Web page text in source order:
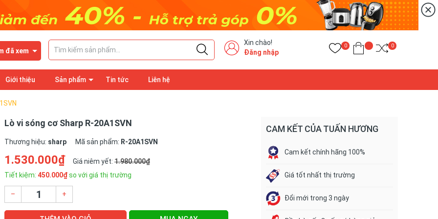
đã xem
Xin chào!
Đăng nhập
0 0
Giới thiệu Sản phẩm Tin tức Liên hệ
Lò vi sóng cơ Sharp R-20A1SVN
Thương hiệu: sharp Mã sản phẩm: R-20A1SVN
1.530.000₫ Giá niêm yết: 1.980.000₫
Tiết kiệm: 450.000₫so với giá thị trường
– +
CAM KẾT CỦA TUẤN HƯƠNG
Cam kết chính hãng 100%
Giá tốt nhất thị trường
Đổi mới trong 3 ngày